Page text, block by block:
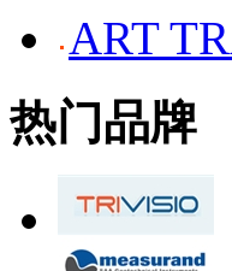
ART
热门品牌